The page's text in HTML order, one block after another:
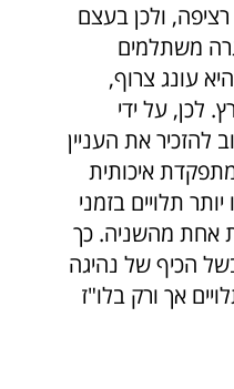
רציפה, ולכן בעצם
משתלמים
עונג צרוף,
לכן, על ידי
להזכיר את העניין
איכותית
תלויים בזמני
אחת מהשניה. כך
הכיף של נהיגה
אך ורק בלו"ז